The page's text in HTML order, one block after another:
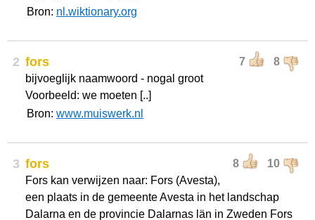
Bron: nl.wiktionary.org
2 7 8
fors
bijvoeglijk naamwoord - nogal groot
Voorbeeld: we moeten [..]
Bron: www.muiswerk.nl
3 8 10
fors
Fors kan verwijzen naar: Fors (Avesta),
een plaats in de gemeente Avesta in het landschap
Dalarna en de provincie Dalarnas län in Zweden Fors